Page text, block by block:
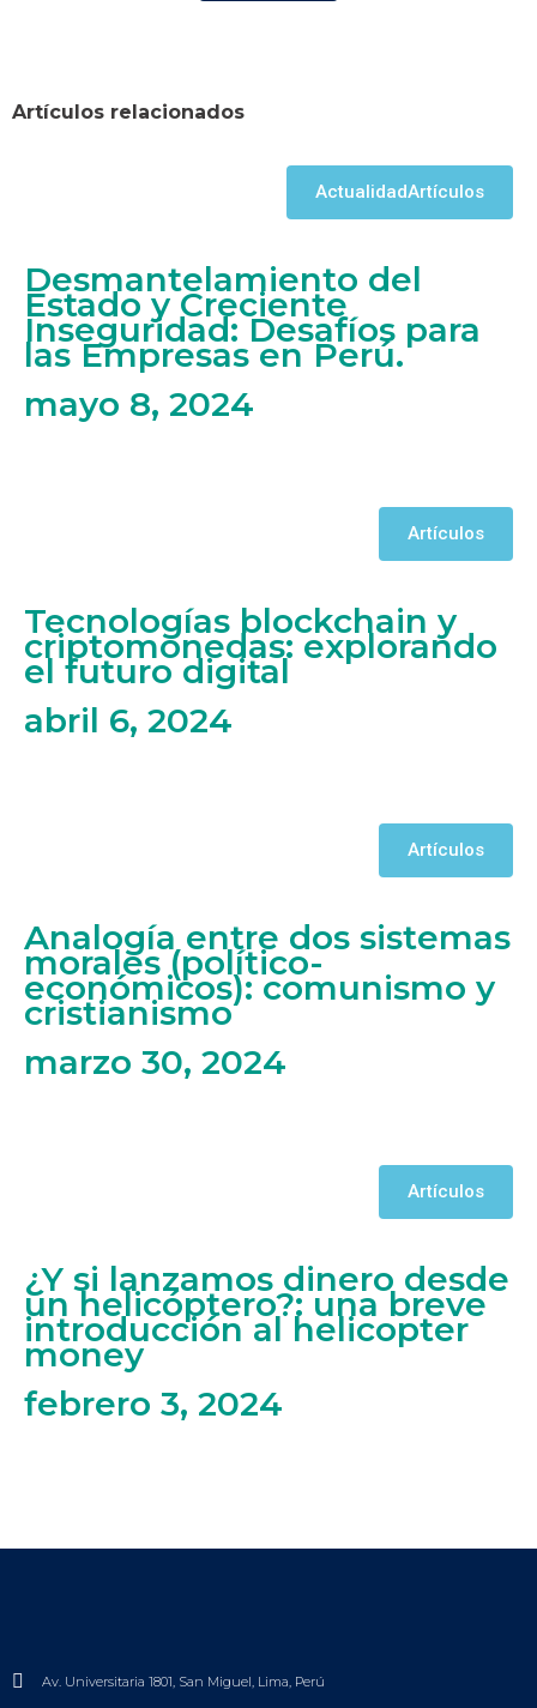
Artículos relacionados
ActualidadArtículos
Desmantelamiento del
Estado y Creciente
Inseguridad: Desafíos para
las Empresas en Perú.
mayo 8, 2024
Artículos
Tecnologías blockchain y
criptomonedas: explorando
el futuro digital
abril 6, 2024
Artículos
Analogía entre dos sistemas
morales (político-
económicos): comunismo y
cristianismo
marzo 30, 2024
Artículos
¿Y si lanzamos dinero desde
un helicóptero?: una breve
introducción al helicopter
money
febrero 3, 2024
Av. Universitaria 1801, San Miguel, Lima, Perú